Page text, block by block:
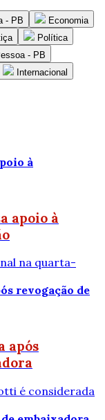
- PB
Economia
Política
- PB
Internacional
apoio à
na quarta-
após
é considerada